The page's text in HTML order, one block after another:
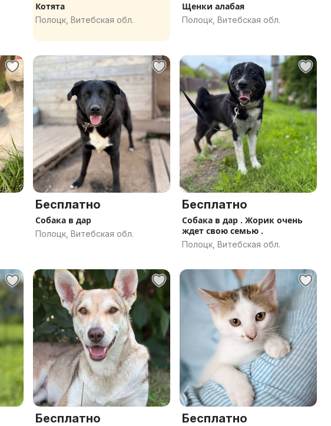
Котята
Полоцк, Витебская обл.
Щенки алабая
Полоцк, Витебская обл.
Бесплатно
Собака в дар
Полоцк, Витебская обл.
Бесплатно
Собака в дар . Жорик очень
ждет свою семью .
Полоцк, Витебская обл.
Бесплатно Бесплатно